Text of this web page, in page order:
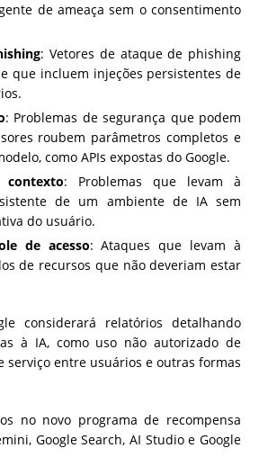
de ameaça sem o consentimento
: Vetores de ataque de phishing
que incluem injeções persistentes de
: Problemas de segurança que podem
roubem parâmetros completos e
como APIs expostas do Google.
contexto: Problemas que levam à
de um ambiente de IA sem
do usuário.
de acesso: Ataques que levam à
de recursos que não deveriam estar
considerará relatórios detalhando
à IA, como uso não autorizado de
serviço entre usuários e outras formas
no novo programa de recompensa
Google Search, AI Studio e Google